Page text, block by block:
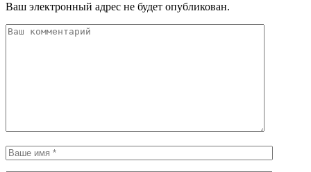
Ваш электронный адрес не будет опубликован.